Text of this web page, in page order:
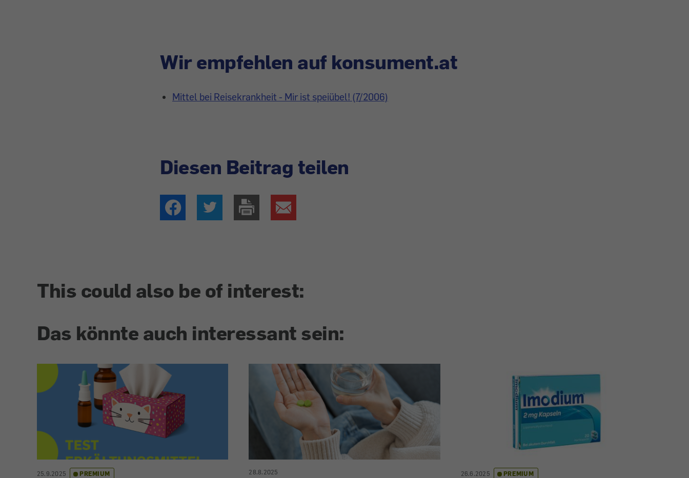
Wir empfehlen auf konsument.at
Mittel bei Reisekrankheit - Mir ist speiübel! (7/2006)
Diesen Beitrag teilen
This could also be of interest:
Das könnte auch interessant sein:
25.9.2025 PREMIUM 28.8.2025 26.6.2025 PREMIUM